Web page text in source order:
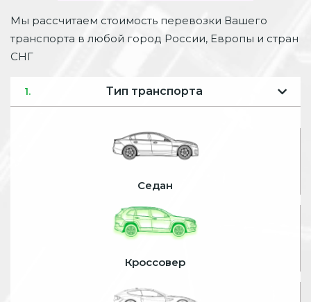
Мы рассчитаем стоимость перевозки Вашего
транспорта в любой город России, Европы и стран
СНГ
1. Тип транспорта
Седан
Кроссовер